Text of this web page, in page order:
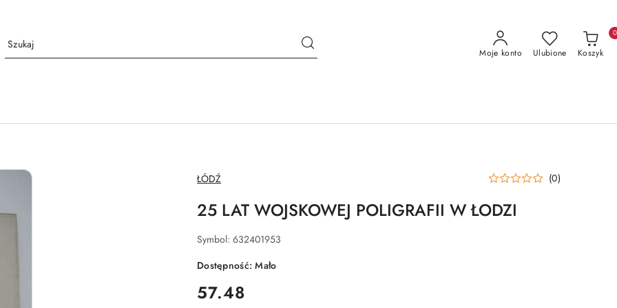
Moje konto Ulubione Koszyk
0
NAZWA
PRODUCENTA:
ŁÓDŹ (0)
25 LAT WOJSKOWEJ POLIGRAFII W ŁODZI
Symbol: 632401953
Dostępność:Mało
cena:
57.48